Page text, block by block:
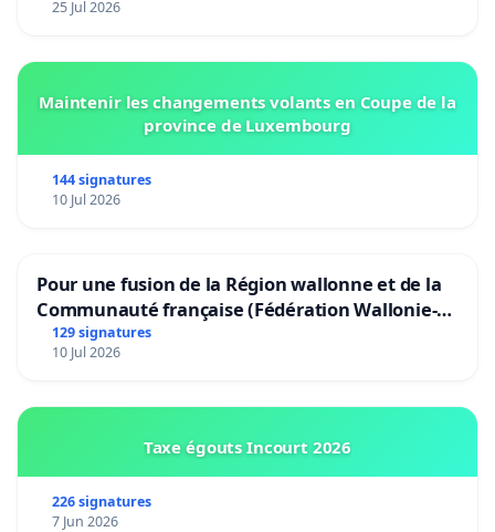
25 Jul 2026
Maintenir les changements volants en Coupe de la
province de Luxembourg
144 signatures
10 Jul 2026
Pour une fusion de la Région wallonne et de la
Communauté française (Fédération Wallonie-
Bruxelles)
129 signatures
10 Jul 2026
Taxe égouts Incourt 2026
226 signatures
7 Jun 2026